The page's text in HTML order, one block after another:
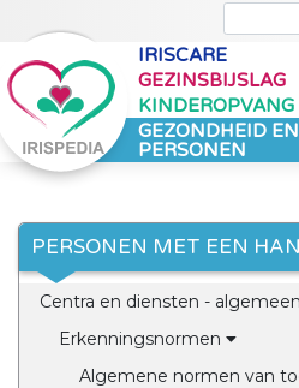
IRISCARE
GEZINSBIJSLAG
KINDEROPVANG
GEZONDHEID
PERSONEN
PERSONEN MET EEN
Centra en diensten - algemeen
Erkenningsnormen
Algemene normen van